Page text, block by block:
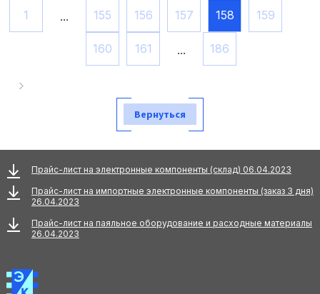
1 ... 155 156 157 158 159
160 161 ... 186
Вернуться
Прайс-лист на электронные компоненты (склад) 06.04.2023
Прайс-лист на импортные электронные компоненты (заказ 3 дня)
26.04.2023
Прайс-лист на паяльное оборудование и расходные материалы
26.04.2023